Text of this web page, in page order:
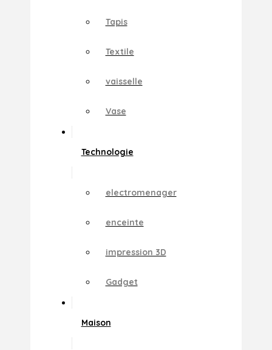
Tapis
Textile
vaisselle
Vase
Technologie
electromenager
enceinte
impression 3D
Gadget
Maison